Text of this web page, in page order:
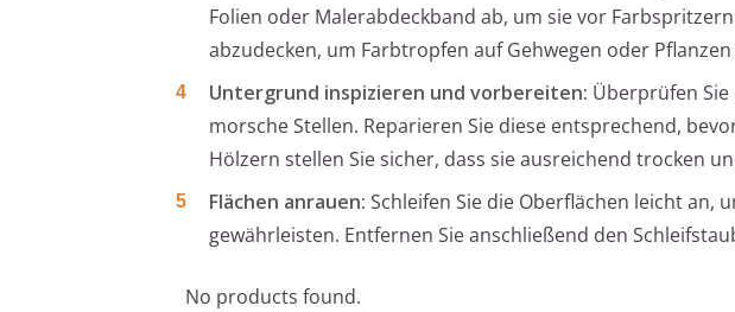
Folien oder Malerabdeckband ab, um sie vor
abzudecken, um Farbtropfen auf Gehwegen oder
Untergrund inspizieren und vorbereiten: Überprüfen
morsche Stellen. Reparieren Sie diese entsprechend,
Hölzern stellen Sie sicher, dass sie ausreichend trocken
Flächen anrauen: Schleifen Sie die Oberflächen leicht an,
gewährleisten. Entfernen Sie anschließend den
No products found.